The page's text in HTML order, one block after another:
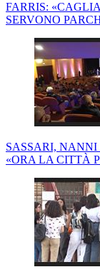
FARRIS:
SERVONO
SASSARI,
«ORA LA CITTÀ